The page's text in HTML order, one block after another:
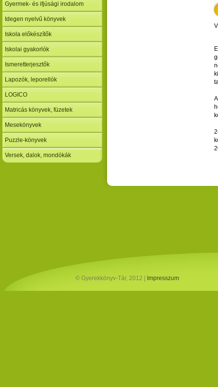
Gyermek- és ifjúsági irodalom
Idegen nyelvű könyvek
Iskola előkészítők
Iskolai gyakorlók
Ismeretterjesztők
Lapozók, leporellók
LOGICO
Matricás könyvek, füzetek
Mesekönyvek
Puzzle-könyvek
Versek, dalok, mondókák
© Gyerekkönyv-Tár, 2012 | Impresszum